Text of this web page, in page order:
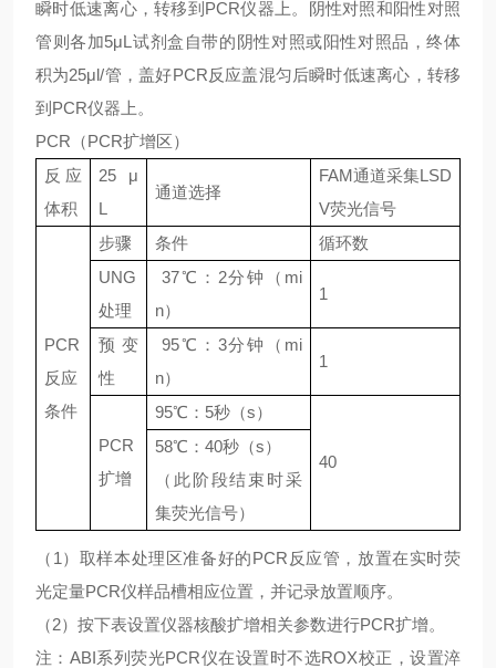
瞬时低速离心，转移到PCR仪器上。阴性对照和阳性对照
管则各加5μL试剂盒自带的阴性对照或阳性对照品，终体
积为25μl/管，盖好PCR反应盖混匀后瞬时低速离心，转移
到PCR仪器上。
PCR（PCR扩增区）
反应
体积
25 μ
L
通道选择
FAM通道采集LSD
V荧光信号
PCR
反应
条件
步骤 条件
循环数
UNG
处理
37℃：2分钟（mi
n）
1
预变
性
95℃：3分钟（mi
n）
1
PCR
扩增
95℃：5秒（s）
40
58℃：40秒（s）
（此阶段结束时采
集荧光信号）
（ 1）取样本处理区准备好的PCR反应管，放置在实时荧
光定量PCR仪样品槽相应位置，并记录放置顺序。
（2）按下表设置仪器核酸扩增相关参数进行PCR扩增。
注： ABI系列荧光PCR仪在设置时不选ROX校正，设置淬